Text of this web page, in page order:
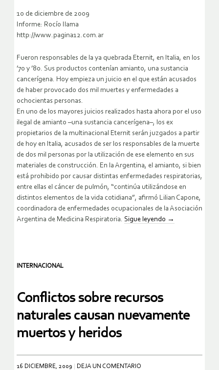
10 de diciembre de 2009
Informe: Rocío Ilama
http://www.pagina12.com.ar
Fueron responsables de la ya quebrada Eternit, en Italia, en los
’70 y ’80. Sus productos contenían amianto, una sustancia
cancerígena. Hoy empieza un juicio en el que están acusados
de haber provocado dos mil muertes y enfermedades a
ochocientas personas.
En uno de los mayores juicios realizados hasta ahora por el uso
ilegal de amianto –una sustancia cancerígena–, los ex
propietarios de la multinacional Eternit serán juzgados a partir
de hoy en Italia, acusados de ser los responsables de la muerte
de dos mil personas por la utilización de ese elemento en sus
materiales de construcción. En la Argentina, el amianto, si bien
está prohibido por causar distintas enfermedades respiratorias,
entre ellas el cáncer de pulmón, “continúa utilizándose en
distintos elementos de la vida cotidiana”, afirmó Lilian Capone,
coordinadora de enfermedades ocupacionales de la Asociación
Argentina de Medicina Respiratoria. Sigue leyendo →
INTERNACIONAL
Conflictos sobre recursos
naturales causan nuevamente
muertos y heridos
16 DICIEMBRE, 2009 DEJA UN COMENTARIO